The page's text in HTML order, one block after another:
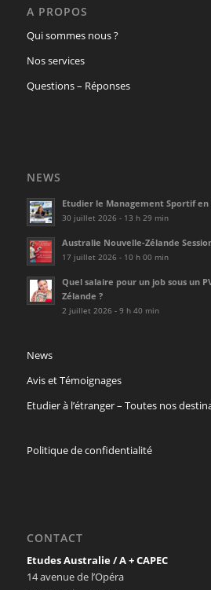
A PROPOS
Qui sommes nous ?
Nos services
Questions – Réponses
NEWS
Etudier le Management Sportif
30 juillet 2026 - 13 h 29 min
Australie Nouvelle-Zélande
17 juillet 2026 - 10 h 00 min
Quel salaire pour un job sous un
Zélande ?
2 juillet 2026 - 9 h 40 min
News
Avis et Témoignages
Etudier à l’étranger – Toutes nos
Politique de confidentialité
CONTACT
Etudes Australie / A + CAPEC
14 avenue de l’Opéra